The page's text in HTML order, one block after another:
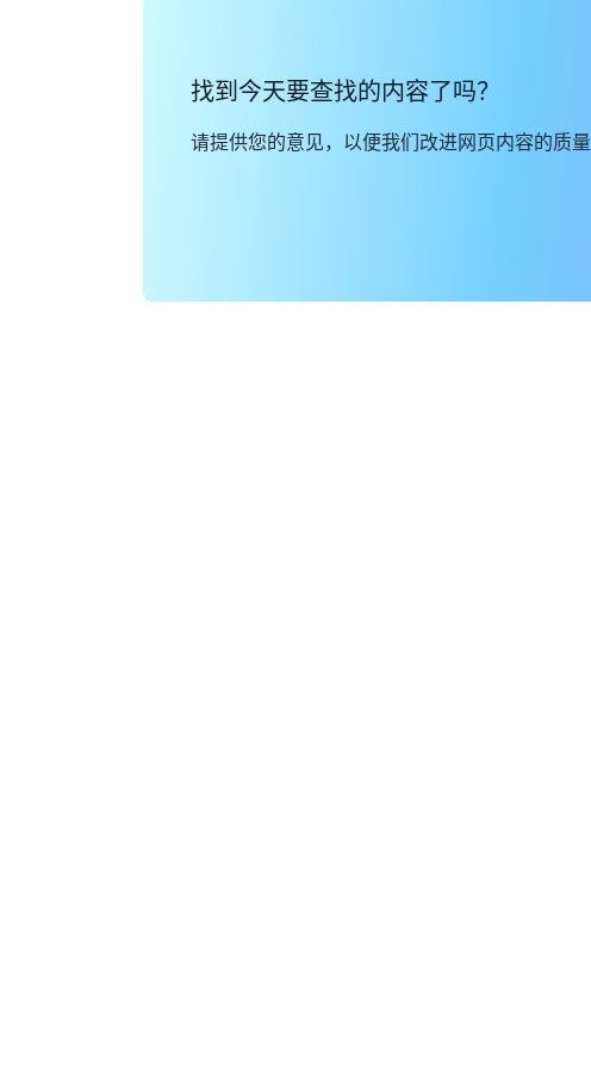
找到今天要查找的内容了吗？
请提供您的意见，以便我们改进网页内容的质量